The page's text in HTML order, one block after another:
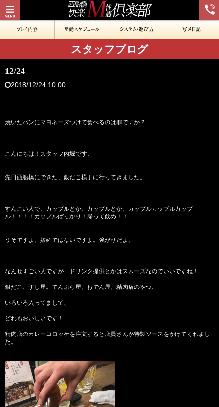
スタッフブログ
12/24
2018/12/24 10:00
焼いたパンにマヨネーズつけて食べるのは罪ですか？
こんにちは！スタッフ内堀です。
先日西船橋にできた、銀だこ横丁に行ってきました。
すんごい人で、カップルとか、カップルとか、カップルカップルカップ
ル！！！！カップルばっかり！帰って飲め！！
うそですよ。嫉妬ではないですよ。強がりだよ。
なんせすごい人ですが ドリンク提供とかはスムーズなのでいいですね！
銀だこ、すし屋。てんぷら屋。おでん屋。精肉店のやつ。
いろいろ入ってまして、
どれもおいしいです！
精肉店のカレーコロッケを注文すると店員さんが特製ソースをかけてくれまし
た。